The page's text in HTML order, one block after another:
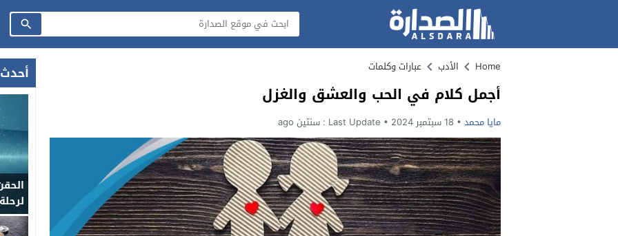
Home الأدب عبارات وكلمات
أجمل كلام في الحب والعشق والغزل
مايا محمد 18 سبتمبر 2024 Last Update : سنتين ago